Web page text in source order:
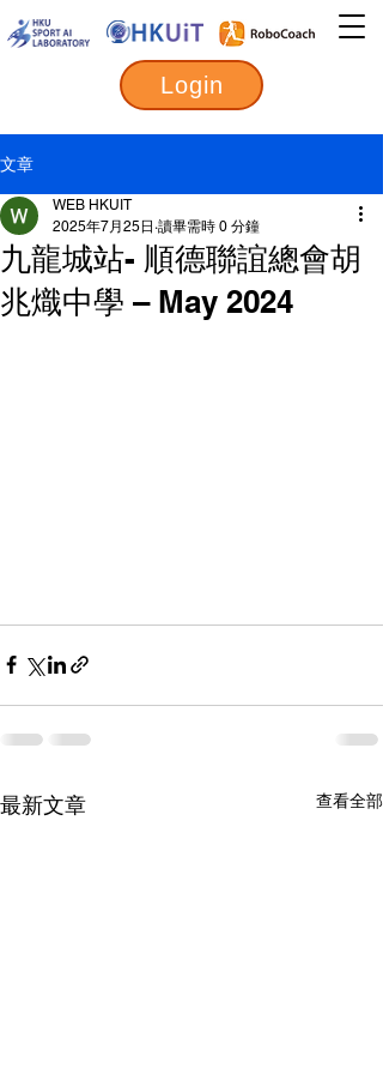
Login
文章
九龍城站- 順德聯誼總會胡
兆熾中學 – May 2024
WEB HKUIT
2025年7月25日 讀畢需時 0 分鐘
最新文章 查看全部